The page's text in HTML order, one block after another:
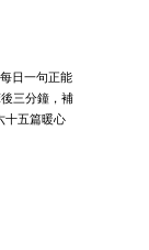
日一句正能
三分鐘，補
十五篇暖心